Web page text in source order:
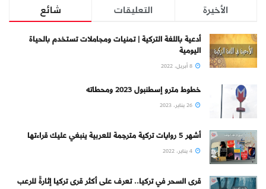
شائع التعليقات الأخيرة
أدعية باللغة التركية | تمنيات ومجاملات تستخدم بالحياة
اليومية
خطوط مترو إسطنبول 2023 ومحطاته
أشهر 5 روايات تركية مترجمة للعربية ينبغي عليك قراءتها
قرى السحر في تركيا.. تعرف على أكثر قرى تركيا إثارةً للرعب